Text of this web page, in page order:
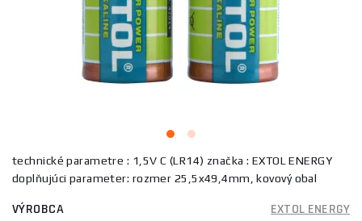
technické parametre : 1,5V C (LR14) značka : EXTOL ENERGY
doplňujúci parameter: rozmer 25,5x49,4mm, kovový obal
VÝROBCA
EXTOL ENERGY